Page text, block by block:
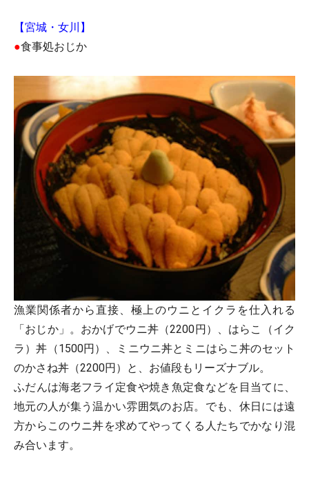
【宮城・女川】
●食事処おじか
漁業関係者から直接、極上のウニとイクラを仕入れる
「おじか」。おかげでウニ丼（2200円）、はらこ（イク
ラ）丼（1500円）、ミニウニ丼とミニはらこ丼のセット
のかさね丼（2200円）と、お値段もリーズナブル。
ふだんは海老フライ定食や焼き魚定食などを目当てに、
地元の人が集う温かい雰囲気のお店。でも、休日には遠
方からこのウニ丼を求めてやってくる人たちでかなり混
み合います。